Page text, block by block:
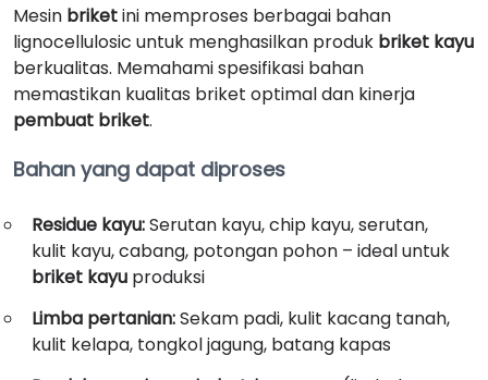
Mesin briketini memproses berbagai bahan
lignocellulosic untuk menghasilkan produk briket kayu
berkualitas. Memahami spesifikasi bahan
memastikan kualitas briket optimal dan kinerja
pembuat briket.
Bahan yang dapat diproses
Residue kayu:Serutan kayu, chip kayu, serutan,
kulit kayu, cabang, potongan pohon – ideal untuk
briket kayu produksi
Limba pertanian:Sekam padi, kulit kacang tanah,
kulit kelapa, tongkol jagung, batang kapas